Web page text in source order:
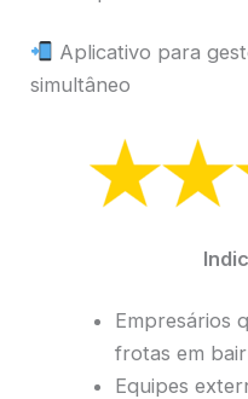
Aplicativo para
simultâneo
Empresários
frotas em
Equipes